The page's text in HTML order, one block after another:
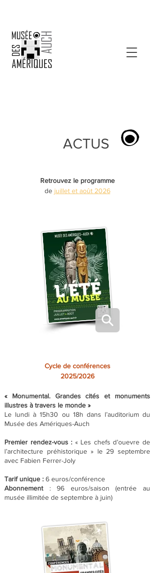
ACTUS
Retrouvez le programme
de juillet et août 2026
Cycle de conférences
2025/2026
« Monumental. Grandes cités et monuments
illustres à travers le monde »
Le lundi à 15h30 ou 18h dans l’auditorium du
Musée des Amériques-Auch
Premier rendez-vous : « Les chefs d’ouevre de
l’architecture préhistorique » le 29 septembre
avec Fabien Ferrer-Joly
Tarif unique : 6 euros/conférence
Abonnement : 96 euros/saison (entrée au
musée illimitée de septembre à juin)